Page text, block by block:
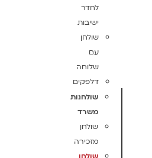
לחדר
ישיבות
שולחן
עם
שלוחה
דלפקים
שולחנות
משרד
שולחן
מזכירה